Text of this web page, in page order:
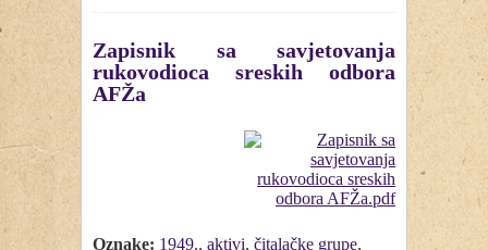
Zapisnik sa savjetovanja
rukovodioca sreskih odbora
AFŽa
Oznake: 1949., aktivi, čitalačke grupe,